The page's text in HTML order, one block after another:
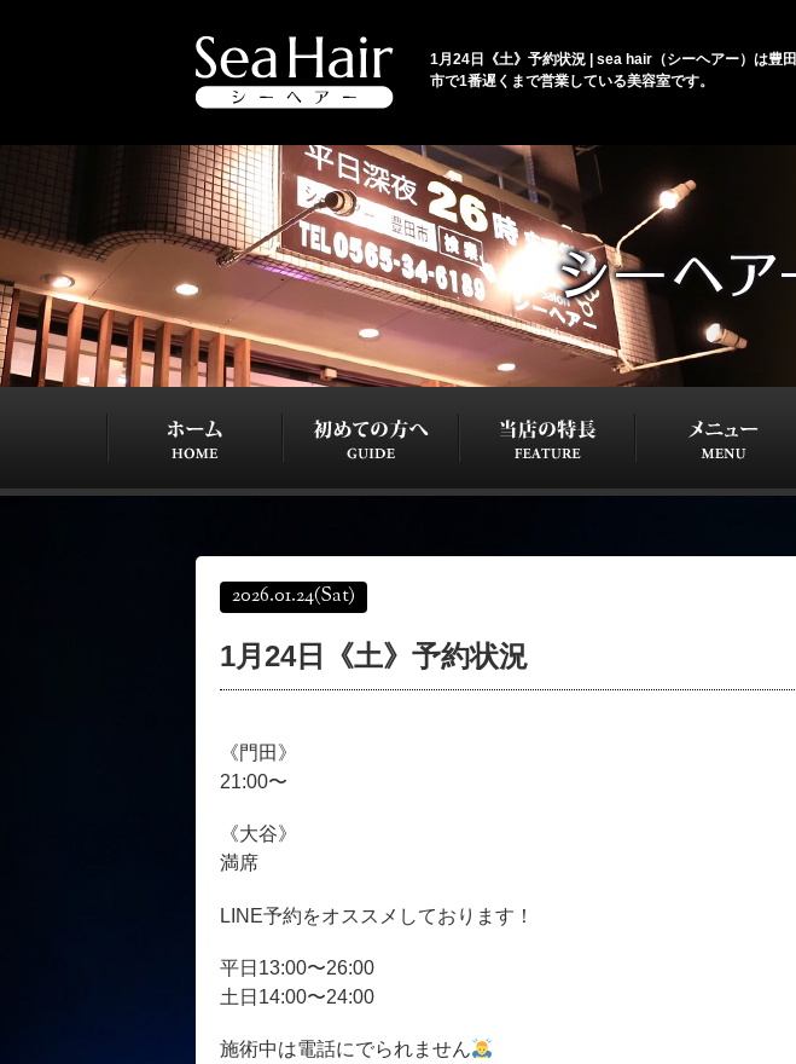
1月24日《土》予約状況 | sea hair（シーヘアー）は豊田
市で1番遅くまで営業している美容室です。
2026.01.24(Sat)
1月24日《土》予約状況
《門田》
21:00〜
《大谷》
満席
LINE予約をオススメしております！
平日13:00〜26:00
土日14:00〜24:00
施術中は電話にでられません